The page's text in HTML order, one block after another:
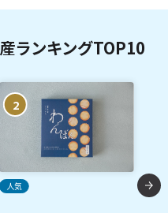
ランキングTOP10
2
人気